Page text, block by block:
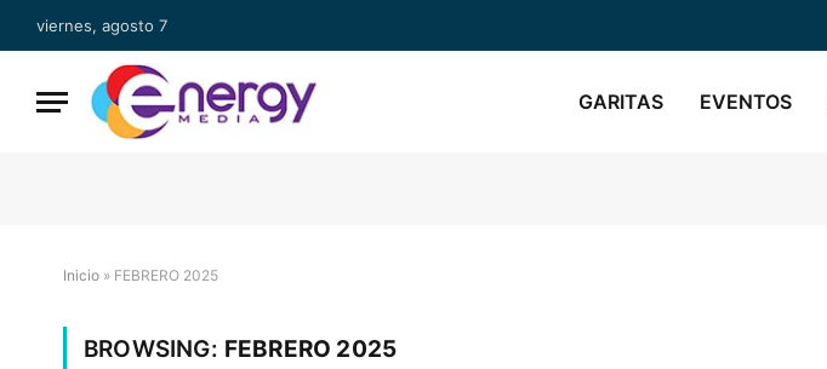
viernes, agosto 7
GARITAS EVENTOS
Inicio » FEBRERO 2025
BROWSING: FEBRERO 2025